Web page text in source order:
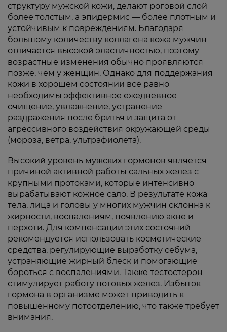
структуру мужской кожи, делают роговой слой
более толстым, а эпидермис — более плотным и
устойчивым к повреждениям. Благодаря
большому количеству коллагена кожа мужчин
отличается высокой эластичностью, поэтому
возрастные изменения обычно проявляются
позже, чем у женщин. Однако для поддержания
кожи в хорошем состоянии всё равно
необходимы эффективное ежедневное
очищение, увлажнение, устранение
раздражения после бритья и защита от
агрессивного воздействия окружающей среды
(мороза, ветра, ультрафиолета).
Высокий уровень мужских гормонов является
причиной активной работы сальных желез с
крупными протоками, которые интенсивно
вырабатывают кожное сало. В результате кожа
тела, лица и головы у многих мужчин склонна к
жирности, воспалениям, появлению акне и
перхоти. Для компенсации этих состояний
рекомендуется использовать косметические
средства, регулирующие выработку себума,
устраняющие жирный блеск и помогающие
бороться с воспалениями. Также тестостерон
стимулирует работу потовых желез. Избыток
гормона в организме может приводить к
повышенному потоотделению, что также требует
внимания.